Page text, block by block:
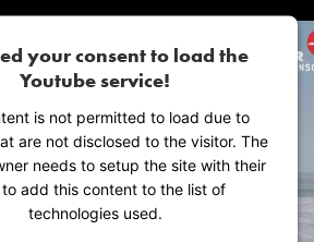
your consent to load the
Youtube service!
is not permitted to load due to
are not disclosed to the visitor. The
needs to setup the site with their
to add this content to the list of
technologies used.